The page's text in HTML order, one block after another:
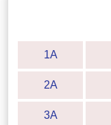
1A
2A
3A